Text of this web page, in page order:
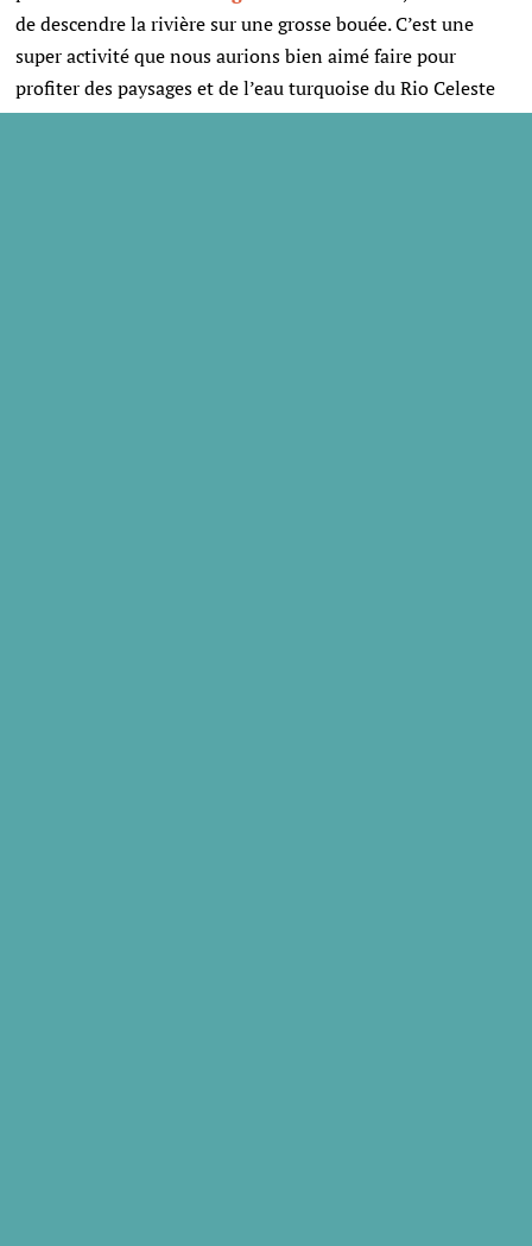
de descendre la rivière sur une grosse bouée. C’est une
super activité que nous aurions bien aimé faire pour
profiter des paysages et de l’eau turquoise du Rio Celeste
(mais avec un bébé c’est compliqué^^). En tout cas, c’est